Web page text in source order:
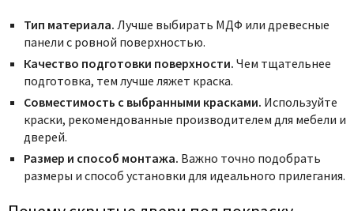
Тип материала. Лучше выбирать МДФ или древесные
панели с ровной поверхностью.
Качество подготовки поверхности. Чем тщательнее
подготовка, тем лучше ляжет краска.
Совместимость с выбранными красками. Используйте
краски, рекомендованные производителем для мебели и
дверей.
Размер и способ монтажа. Важно точно подобрать
размеры и способ установки для идеального прилегания.